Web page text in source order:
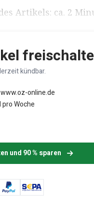
Artikels: ca. 2
kündbar.
online.de
Woche
und 90 % sparen